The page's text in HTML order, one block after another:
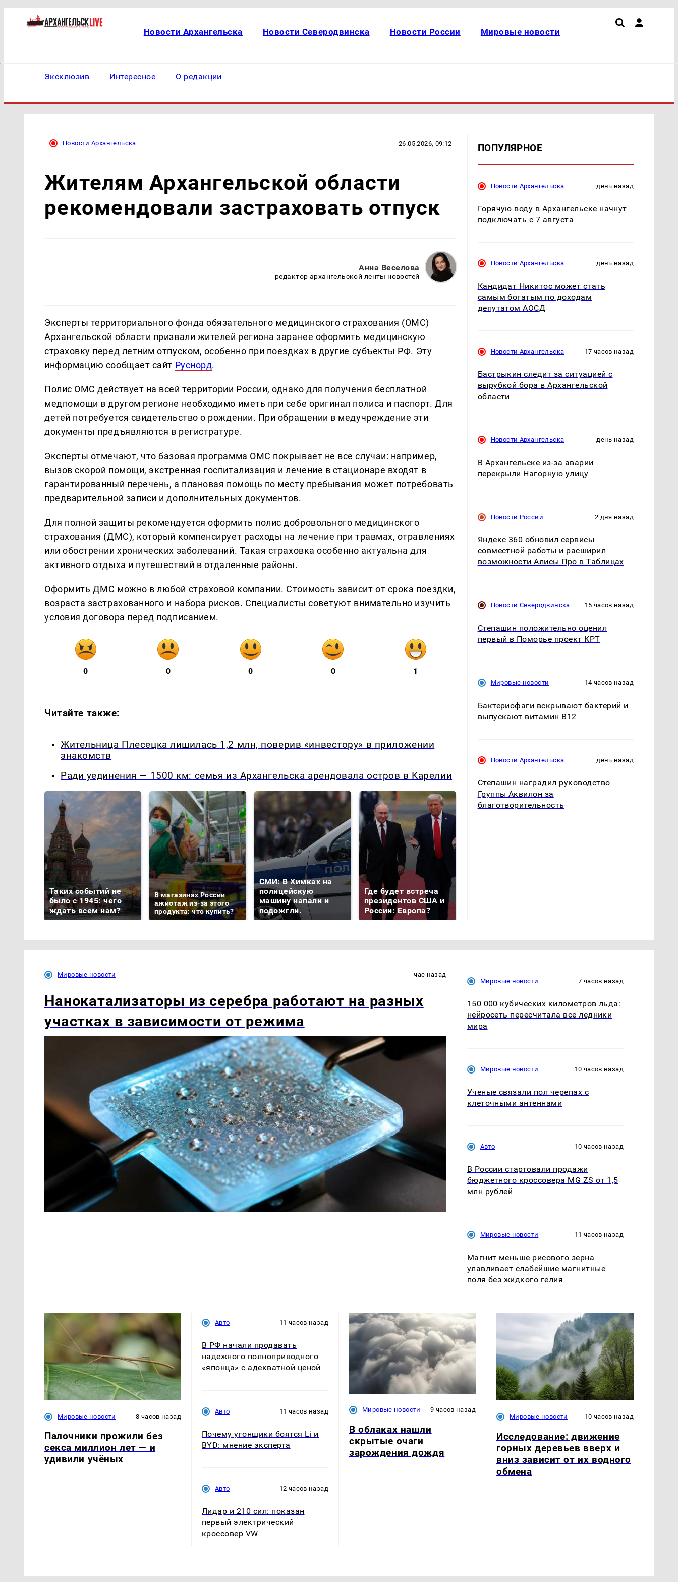
Новости Архангельска Новости Северодвинска Новости России Мировые новости
Эксклюзив Интересное О редакции
Новости Архангельска 26.05.2026, 09:12
Жителям Архангельской области
рекомендовали застраховать отпуск
Анна Веселова
редактор архангельской ленты новостей
Эксперты территориального фонда обязательного медицинского страхования (ОМС)
Архангельской области призвали жителей региона заранее оформить медицинскую
страховку перед летним отпуском, особенно при поездках в другие субъекты РФ. Эту
информацию сообщает сайт Руснорд.
Полис ОМС действует на всей территории России, однако для получения бесплатной
медпомощи в другом регионе необходимо иметь при себе оригинал полиса и паспорт. Для
детей потребуется свидетельство о рождении. При обращении в медучреждение эти
документы предъявляются в регистратуре.
Эксперты отмечают, что базовая программа ОМС покрывает не все случаи: например,
вызов скорой помощи, экстренная госпитализация и лечение в стационаре входят в
гарантированный перечень, а плановая помощь по месту пребывания может потребовать
предварительной записи и дополнительных документов.
Для полной защиты рекомендуется оформить полис добровольного медицинского
страхования (ДМС), который компенсирует расходы на лечение при травмах, отравлениях
или обострении хронических заболеваний. Такая страховка особенно актуальна для
активного отдыха и путешествий в отдаленные районы.
Оформить ДМС можно в любой страховой компании. Стоимость зависит от срока поездки,
возраста застрахованного и набора рисков. Специалисты советуют внимательно изучить
условия договора перед подписанием.
0 0 0 0 1
Читайте также:
Жительница Плесецка лишилась 1,2 млн, поверив «инвестору» в приложении
знакомств
Ради уединения — 1500 км: семья из Архангельска арендовала остров в Карелии
Таких событий не
было с 1945: чего
ждать всем нам?
В магазинах России
ажиотаж из-за этого
продукта: что купить?
СМИ: В Химках на
полицейскую
машину напали и
подожгли.
Где будет встреча
президентов США и
России: Европа?
ПОПУЛЯРНОЕ
Новости Архангельска день назад
Горячую воду в Архангельске начнут
подключать с 7 августа
Новости Архангельска день назад
Кандидат Никитос может стать
самым богатым по доходам
депутатом АОСД
Новости Архангельска 17 часов назад
Бастрыкин следит за ситуацией с
вырубкой бора в Архангельской
области
Новости Архангельска день назад
В Архангельске из-за аварии
перекрыли Нагорную улицу
Новости России 2 дня назад
Яндекс 360 обновил сервисы
совместной работы и расширил
возможности Алисы Про в Таблицах
Новости Северодвинска 15 часов назад
Степашин положительно оценил
первый в Поморье проект КРТ
Мировые новости 14 часов назад
Бактериофаги вскрывают бактерий и
выпускают витамин B12
Новости Архангельска день назад
Степашин наградил руководство
Группы Аквилон за
благотворительность
Мировые новости час назад
Нанокатализаторы из серебра работают на разных
участках в зависимости от режима
Мировые новости 7 часов назад
150 000 кубических километров льда:
нейросеть пересчитала все ледники
мира
Мировые новости 10 часов назад
Ученые связали пол черепах с
клеточными антеннами
Авто 10 часов назад
В России стартовали продажи
бюджетного кроссовера MG ZS от 1,5
млн рублей
Мировые новости 11 часов назад
Магнит меньше рисового зерна
улавливает слабейшие магнитные
поля без жидкого гелия
Мировые новости 8 часов назад
Палочники прожили без
секса миллион лет — и
удивили учёных
Авто 11 часов назад
В РФ начали продавать
надежного полноприводного
«японца» с адекватной ценой
Авто 11 часов назад
Почему угонщики боятся Li и
BYD: мнение эксперта
Авто 12 часов назад
Лидар и 210 сил: показан
первый электрический
кроссовер VW
Мировые новости 9 часов назад
В облаках нашли
скрытые очаги
зарождения дождя
Мировые новости 10 часов назад
Исследование: движение
горных деревьев вверх и
вниз зависит от их водного
обмена